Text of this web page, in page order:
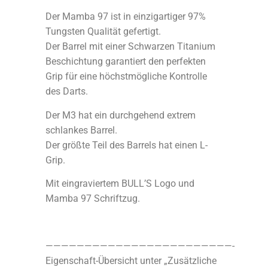
Der Mamba 97 ist in einzigartiger 97%
Tungsten Qualität gefertigt.
Der Barrel mit einer Schwarzen Titanium
Beschichtung garantiert den perfekten
Grip für eine höchstmögliche Kontrolle
des Darts.
Der M3 hat ein durchgehend extrem
schlankes Barrel.
Der größte Teil des Barrels hat einen L-
Grip.
Mit eingraviertem BULL’S Logo und
Mamba 97 Schriftzug.
————————————————————————-
Eigenschaft-Übersicht unter „Zusätzliche